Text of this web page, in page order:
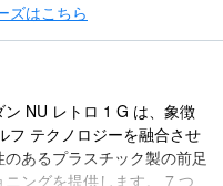
ズはこちら
NU レトロ 1 G は、象徴
フ テクノロジーを融合させ
あるプラスチック製の前足
ングを提供します。 7 つ